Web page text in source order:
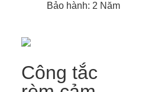
Bảo hành: 2 Năm
Công tắc